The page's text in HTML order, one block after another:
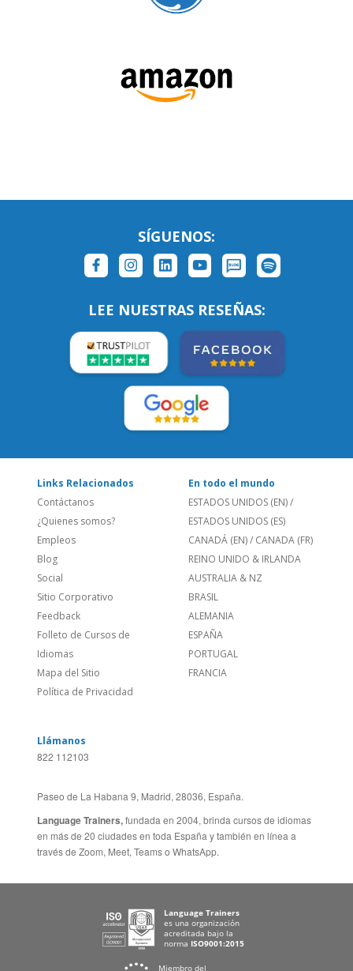
Contáctanos
¿Quienes somos?
Empleos
Blog
Social
Sitio Corporativo
Feedback
Folleto de Cursos de
Idiomas
Mapa del Sitio
Política de Privacidad
ESTADOS UNIDOS (EN)
ESTADOS UNIDOS (ES)
CANADÁ (EN)/CANADA (FR)
REINO UNIDO & IRLANDA
AUSTRALIA & NZ
BRASIL
ALEMANIA
ESPAÑA
PORTUGAL
FRANCIA
822 112103
Language Trainers,fundada en 2004, brinda cursos de idiomas
en más de 20 ciudades en toda España y también en línea a
través de Zoom, Meet, Teams o WhatsApp.